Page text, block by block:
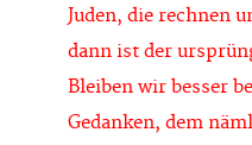
Juden, die rechnen
dann ist der
Bleiben wir besser
Gedanken, dem